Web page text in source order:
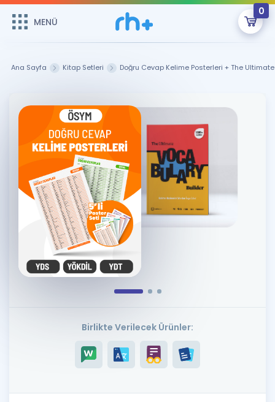
MENÜ
0
Şifremi Hatırlamıyorum
GİRİŞ YAP
ÜYE DEĞİLİM
Remzi Hoca ile seni sınava hazırlayacak onlarca eğitim seni
bekliyor!
MENÜ
Çalışma Paketleri
Kitaplar ve Kaynaklar
Katılımcı Görüşleri
Faydalı Araçlar
Ücretsiz Kaynaklar
Sözlük
Blog
İngilizce Gramer
Hakkımızda
Soru & Cevap
İletişim
Ana Sayfa Kitap Setleri Doğru Cevap Kelime Posterleri + The
Birlikte Verilecek Ürünler: